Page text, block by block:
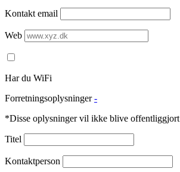
Kontakt email
Web
Har du WiFi
Forretningsoplysninger -
*Disse oplysninger vil ikke blive offentliggjort
Titel
Kontaktperson